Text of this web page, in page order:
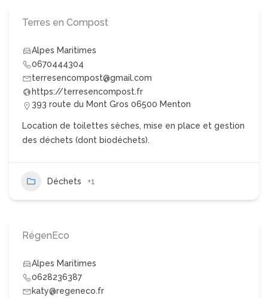
Terres en Compost
Alpes Maritimes
0670444304
terresencompost@gmail.com
https://terresencompost.fr
393 route du Mont Gros 06500 Menton
Location de toilettes sèches, mise en place et gestion
des déchets (dont biodéchets).
Déchets +1
RégenEco
Alpes Maritimes
0628236387
katy@regeneco.fr